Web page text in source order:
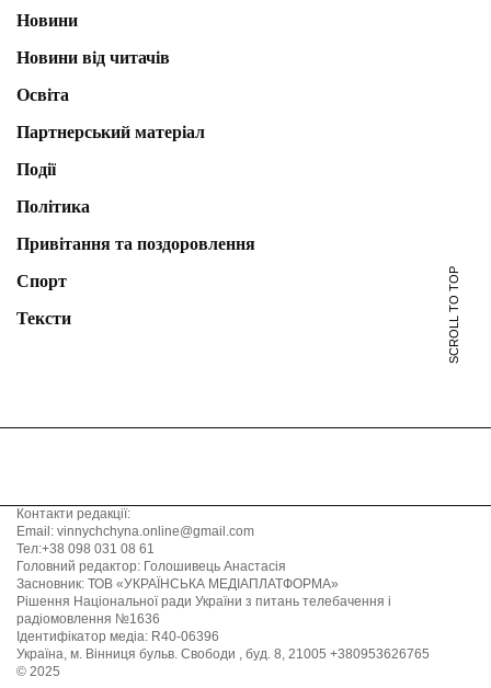
Новини
Новини від читачів
Освіта
Партнерський матеріал
Події
Політика
Привітання та поздоровлення
Спорт
Тексти
SCROLL TO TOP
Контакти редакції:
Email: vinnychchyna.online@gmail.com
Тел:+38 098 031 08 61
Головний редактор: Голошивець Анастасія
Засновник: ТОВ «УКРАЇНСЬКА МЕДІАПЛАТФОРМА»
Рішення Національної ради України з питань телебачення і
радіомовлення №1636
Ідентифікатор медіа: R40-06396
Україна, м. Вінниця бульв. Свободи , буд. 8, 21005 +380953626765
© 2025